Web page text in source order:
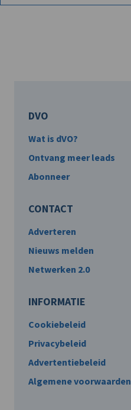
DVO
Wat is dVO?
Ontvang meer leads
Abonneer
CONTACT
Adverteren
Nieuws melden
Netwerken 2.0
INFORMATIE
Cookiebeleid
Privacybeleid
Advertentiebeleid
Algemene voorwaarden